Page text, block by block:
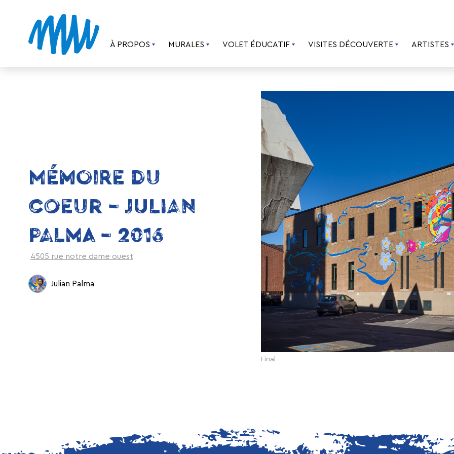
À PROPOS MURALES VOLET ÉDUCATIF VISITES DÉCOUVERTE ARTISTES
MÉMOIRE DU
COEUR – JULIAN
PALMA – 2016
4505 rue notre dame ouest
Julian Palma
Final